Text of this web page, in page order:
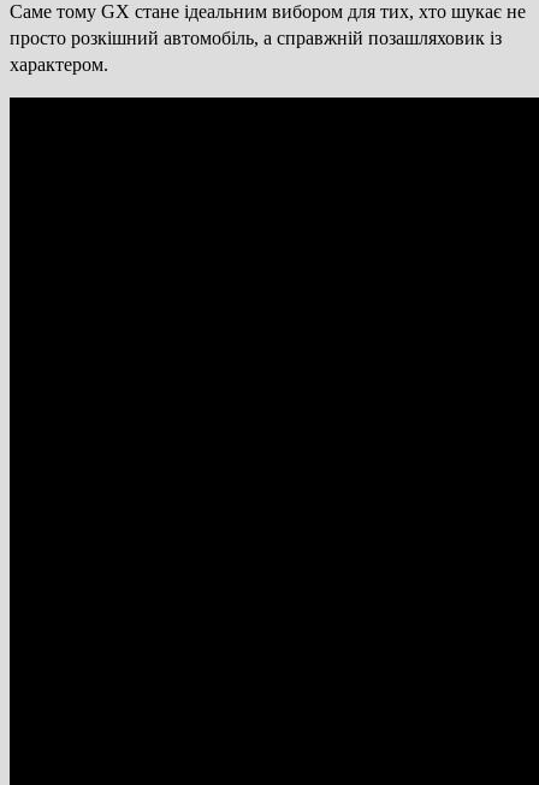
Саме тому GX стане ідеальним вибором для тих, хто шукає не
просто розкішний автомобіль, а справжній позашляховик із
характером.